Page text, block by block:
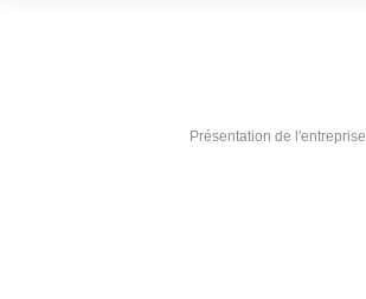
Présentation de l'entreprise